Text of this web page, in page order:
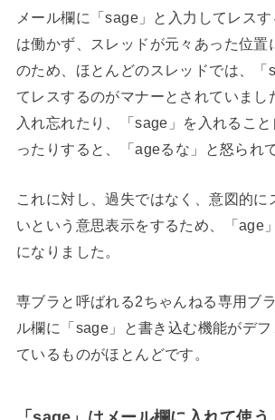
メール欄に「sage」と入力してレス
は働かず、スレッドが元々あった位置
のため、ほとんどのスレッドでは、「
てレスするのがマナーとされていまし
入れ忘れたり、「sage」を入れるこ
ったりすると、「ageるな」と怒られ
これに対し、過失ではなく、意図的に
いという意思表示をするため、「age
になりました。
専ブラと呼ばれる2ちゃんねる専用ブ
ル欄に「sage」と書き込む機能がデ
ているものがほとんどです。